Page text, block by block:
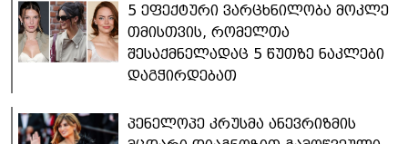
5 ეფექტური ვარცხნილობა მოკლე
თმისთვის, რომელთა
შესაქმნელადაც 5 წუთზე ნაკლები
დაგჭირდებათ
პენელოპე კრუსმა ანევრიზმის